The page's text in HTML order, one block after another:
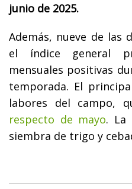
junio de 2025.
Además, nueve de las
el índice general
mensuales positivas
temporada. El
labores del campo,
respecto de mayo. La
siembra de trigo y